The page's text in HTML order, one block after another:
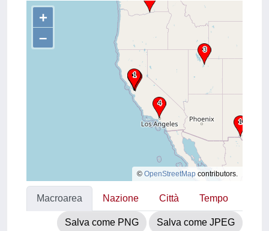
+
–
© OpenStreetMap contributors.
Macroarea Nazione Città Tempo
Salva come PNG Salva come JPEG